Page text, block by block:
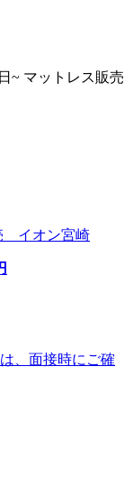
~ マットレス販売
イオン宮崎
、面接時にご確